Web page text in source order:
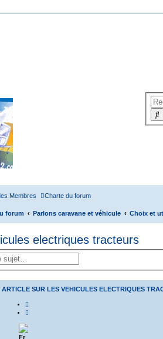
e
e
Membres Charte du forum
forum Parlons caravane et véhicule Choix et
electriques tracteurs
ARTICLE SUR LES VEHICULES ELECTRIQUES